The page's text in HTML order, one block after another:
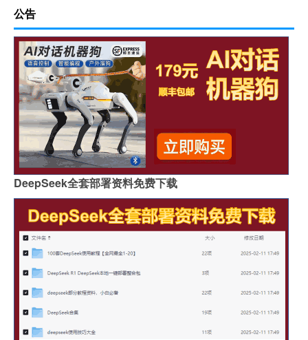
公告
DeepSeek全套部署资料免费下载